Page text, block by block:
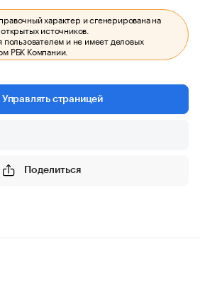
характер и сгенерирована на
источников.
пользователем и не имеет деловых
РБК Компании.
Управлять страницей
Поделиться